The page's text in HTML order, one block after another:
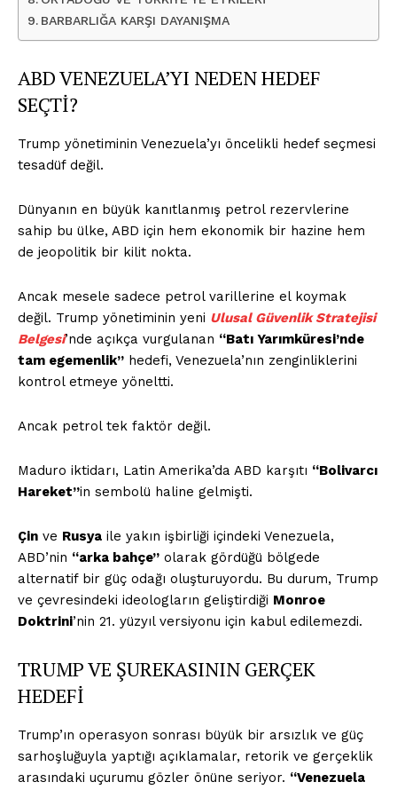
BARBARLIĞA KARŞI DAYANIŞMA
ABD VENEZUELA’YI NEDEN HEDEF
SEÇTİ?
Trump yönetiminin Venezuela’yı öncelikli hedef seçmesi
tesadüf değil.
Dünyanın en büyük kanıtlanmış petrol rezervlerine
sahip bu ülke, ABD için hem ekonomik bir hazine hem
de jeopolitik bir kilit nokta.
Ancak mesele sadece petrol varillerine el koymak
değil. Trump yönetiminin yeni Ulusal Güvenlik Stratejisi
Belgesi’nde açıkça vurgulanan “Batı Yarımküresi’nde
tam egemenlik” hedefi, Venezuela’nın zenginliklerini
kontrol etmeye yöneltti.
Ancak petrol tek faktör değil.
Maduro iktidarı, Latin Amerika’da ABD karşıtı “Bolivarcı
Hareket”in sembolü haline gelmişti.
Çin ve Rusya ile yakın işbirliği içindeki Venezuela,
ABD’nin “arka bahçe” olarak gördüğü bölgede
alternatif bir güç odağı oluşturuyordu. Bu durum, Trump
ve çevresindeki ideologların geliştirdiği Monroe
Doktrini’nin 21. yüzyıl versiyonu için kabul edilemezdi.
TRUMP VE ŞUREKASININ GERÇEK
HEDEFİ
Trump’ın operasyon sonrası büyük bir arsızlık ve güç
sarhoşluğuyla yaptığı açıklamalar, retorik ve gerçeklik
arasındaki uçurumu gözler önüne seriyor. “Venezuela